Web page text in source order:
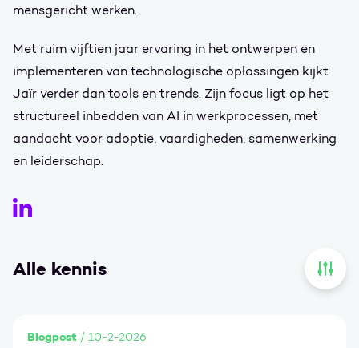
mensgericht werken.
Met ruim vijftien jaar ervaring in het ontwerpen en
implementeren van technologische oplossingen kijkt
Jaïr verder dan tools en trends. Zijn focus ligt op het
structureel inbedden van AI in werkprocessen, met
aandacht voor adoptie, vaardigheden, samenwerking
en leiderschap.
Jaïr Hokstam op LinkedIn
Alle kennis
Blogpost / 10-2-2026